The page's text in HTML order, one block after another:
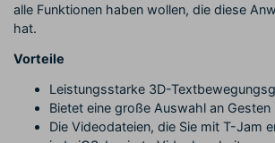
alle Funktionen haben wollen, die diese
hat.
Vorteile
Leistungsstarke 3D-
Bietet eine große Auswahl an Gesten
Die Videodateien, die Sie mit T-Jam